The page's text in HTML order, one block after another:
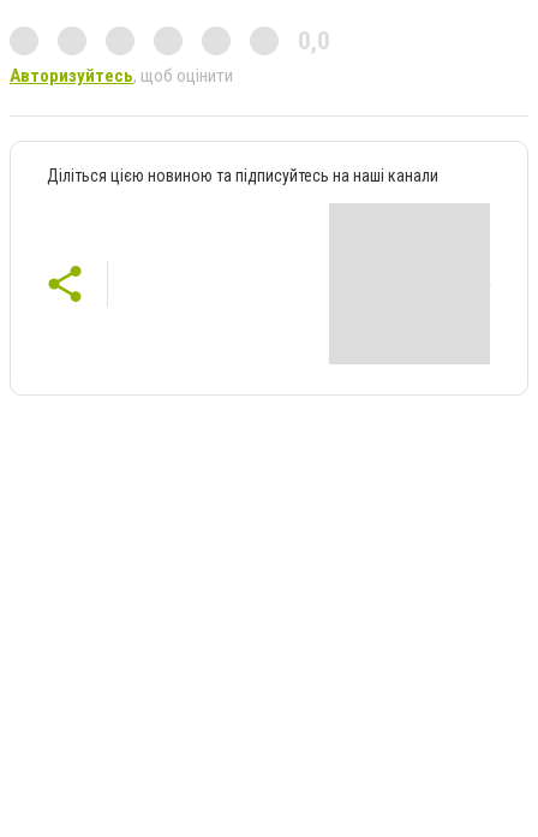
0,0
Авторизуйтесь, щоб оцінити
Діліться цією новиною та підписуйтесь на наші канали